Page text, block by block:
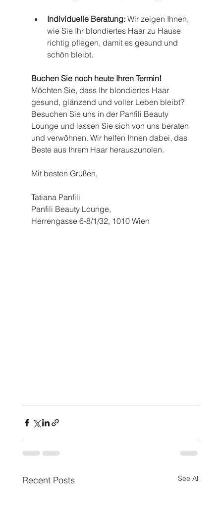
Individuelle Beratung: Wir zeigen Ihnen,
wie Sie Ihr blondiertes Haar zu Hause
richtig pflegen, damit es gesund und
schön bleibt.
Buchen Sie noch heute Ihren Termin!
Möchten Sie, dass Ihr blondiertes Haar
gesund, glänzend und voller Leben bleibt?
Besuchen Sie uns in der Panfili Beauty
Lounge und lassen Sie sich von uns beraten
und verwöhnen. Wir helfen Ihnen dabei, das
Beste aus Ihrem Haar herauszuholen.
Mit besten Grüßen,
Tatiana Panfili
Panfili Beauty Lounge,
Herrengasse 6-8/1/32, 1010 Wien
Recent Posts See All